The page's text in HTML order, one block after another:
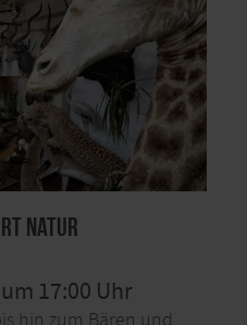
Natur
17:00 Uhr
hin zum Bären und